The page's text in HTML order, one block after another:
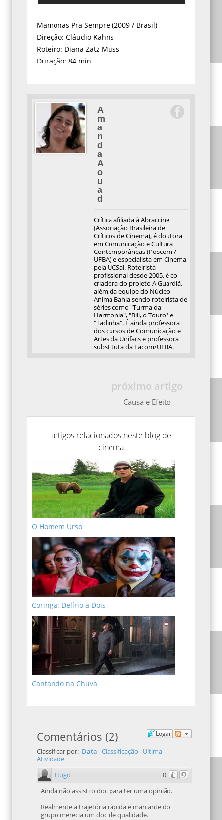
Mamonas Pra Sempre (2009 / Brasil)
Direção: Cláudio Kahns
Roteiro: Diana Zatz Muss
Duração: 84 min.
A
m
a
n
d
a
A
o
u
a
d
Crítica afiliada à Abraccine
(Associação Brasileira de
Críticos de Cinema), é doutora
em Comunicação e Cultura
Contemporâneas (Poscom /
UFBA) e especialista em Cinema
pela UCSal. Roteirista
profissional desde 2005, é co-
criadora do projeto A Guardiã,
além da equipe do Núcleo
Anima Bahia sendo roteirista de
séries como "Turma da
Harmonia", "Bill, o Touro" e
"Tadinha". É ainda professora
dos cursos de Comunicação e
Artes da Unifacs e professora
substituta da Facom/UFBA.
próximo artigo
Causa e Efeito
artigos relacionados neste blog de
cinema
O Homem Urso
Coringa: Delírio a Dois
Cantando na Chuva
Logar
Comentários (2)
Classificar por: Data Classificação
Última
Atividade
0
Hugo
Ainda não assisti o doc para ter uma opinião.
Realmente a trajetória rápida e marcante do
grupo merecia um doc de qualidade.